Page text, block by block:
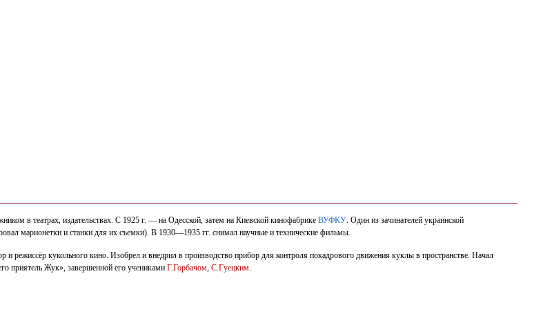
в театрах, издательствах. С 1925 г. — на Одесской, затем на Киевской кинофабрике ВУФКУ . Один из зачинателей украинской
марионетки и станки для их съемки). В 1930—1935 гг. снимал научные и технические фильмы.
и режиссёр кукольного кино. Изобрел и внедрил в производство прибор для контроля покадрового движения куклы в пространстве. Начал
приятель Жук», завершенной его учениками Г.Горбачом С.Гуецким